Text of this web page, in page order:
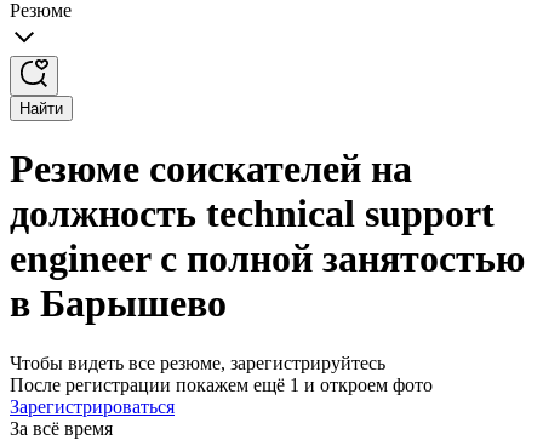
Резюме
Найти
Резюме соискателей на
должность technical support
engineer с полной занятостью
в Барышево
Чтобы видеть все резюме, зарегистрируйтесь
После регистрации покажем ещё 1 и откроем фото
Зарегистрироваться
За всё время